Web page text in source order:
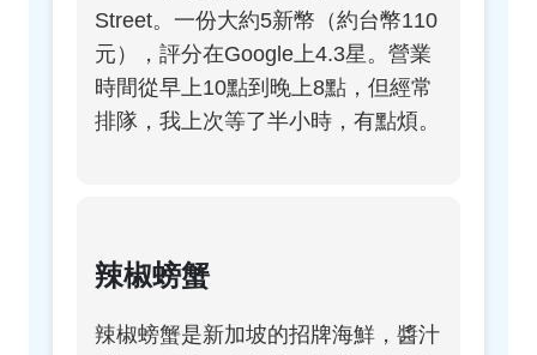
Street。一份大約5新幣（約台幣110
元），評分在Google上4.3星。營業
時間從早上10點到晚上8點，但經常
排隊，我上次等了半小時，有點煩。
辣椒螃蟹
辣椒螃蟹是新加坡的招牌海鮮，醬汁